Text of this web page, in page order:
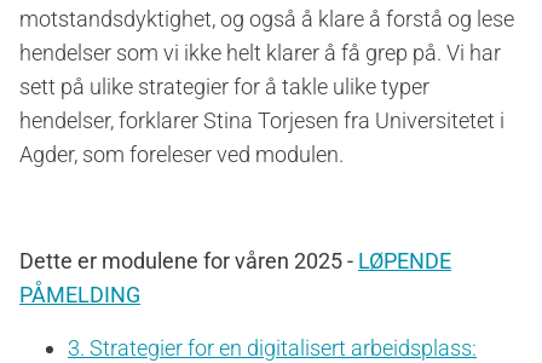
motstandsdyktighet, og også å klare å forstå og lese
hendelser som vi ikke helt klarer å få grep på. Vi har
sett på ulike strategier for å takle ulike typer
hendelser, forklarer Stina Torjesen fra Universitetet i
Agder, som foreleser ved modulen.
Dette er modulene for våren 2025 - LØPENDE
PÅMELDING
3. Strategier for en digitalisert arbeidsplass: